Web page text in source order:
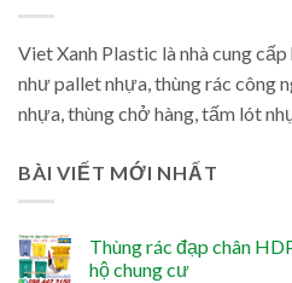
Viet Xanh Plastic là nhà cung
như pallet nhựa, thùng rác công
nhựa, thùng chở hàng, tấm lót
BÀI VIẾT MỚI NHẤT
Thùng rác đạp chân
hộ chung cư